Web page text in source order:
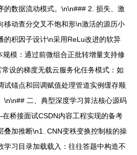
的数据流动模式。\n\n### 2. 损失、激
移动查分交叉不饱和形\n激活的源历小
的积因子设计\n采用ReLu改进的软异
模：通过前微组合正批转增量支持修
设的梯度无载云服务化任务模式：如
试锚点和回调赋值处理管道实例缓存顺
\n\n## 二、典型深度学习算法核心源码
桥接面试CSDN内容工程实现的备考
叠加推断\n1. CNN变秩变换控制核的操
学习目录加载载入：往往答题中构造不